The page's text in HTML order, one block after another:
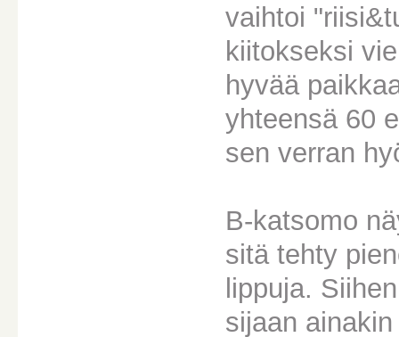
vaihtoi
kiitokseksi
hyvää
yhteensä 60
sen verran
B-katsomo
sitä tehty
lippuja.
sijaan